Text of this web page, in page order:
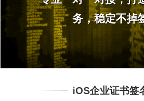
务，稳定不掉
iOS企业证书签